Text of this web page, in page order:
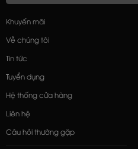
Khuyến mãi
Về chúng tôi
Tin tức
Tuyển dụng
Hệ thống cửa hàng
Liên hệ
Câu hỏi thường gặp